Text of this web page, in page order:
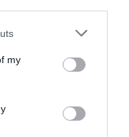
my/ ΝΕΑ
Μαρία
Ένα